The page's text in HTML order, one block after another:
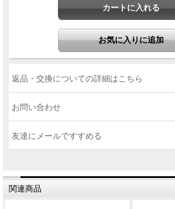
返品・交換についての詳細はこちら
お問い合わせ
友達にメールですすめる
関連商品